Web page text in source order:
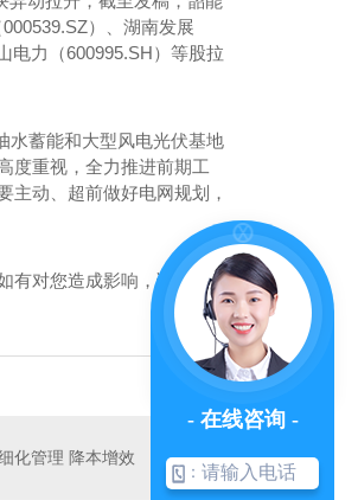
）、湖南发展
电力（600995.SH）等股拉
水蓄能和大型风电光伏基地
度重视，全力推进前期工
主动、超前做好电网规划，
有对您造成影响，请及时联
化管理 降本增效
- 在线咨询 -
：